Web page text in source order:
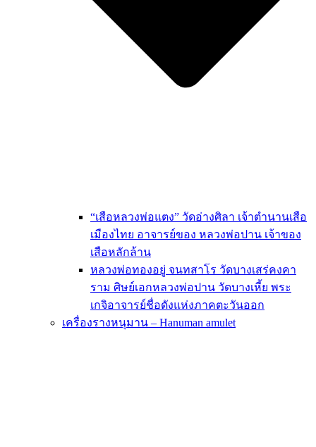
“เสือหลวงพ่อแตง” วัดอ่างศิลา เจ้าตำนานเสือ
เมืองไทย อาจารย์ของ หลวงพ่อปาน เจ้าของ
เสือหลักล้าน
หลวงพ่อทองอยู่ จนทสาโร วัดบางเสร่คงคา
ราม ศิษย์เอกหลวงพ่อปาน วัดบางเหี้ย พระ
เกจิอาจารย์ชื่อดังแห่งภาคตะวันออก
เครื่องรางหนุมาน – Hanuman amulet